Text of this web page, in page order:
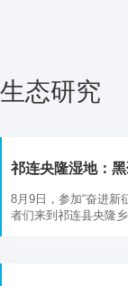
生态研究
祁连央隆湿地：
8月9日，参加“奋进新
者们来到祁连县央隆